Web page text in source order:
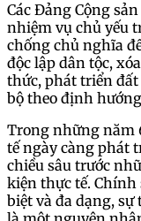
Các Đảng Cộng
nhiệm vụ chủ yếu
chống chủ nghĩa
độc lập dân tộc,
thức, phát triển
bộ theo định
Trong những năm
tế ngày càng phát
chiều sâu trước
kiện thực tế. Chính
biệt và đa dạng,